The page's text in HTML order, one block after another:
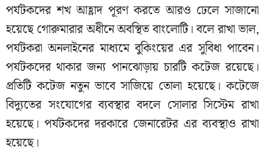
পর্যটকদের শখ আহ্লাদ পূরণ করতে আরও ঢেলে সাজানো
হয়েছে গোরুমারার অধীনে অবস্থিত বাংলোটি। বলে রাখা ভাল,
পর্যটকরা অনলাইনের মাধ্যমে বুকিংয়ের এর সুবিধা পাবেন।
পর্যটকদের থাকার জন্য পানঝোড়ায় চারটি কটেজ রয়েছে।
প্রতিটি কটেজ নতুন ভাবে সাজিয়ে তোলা হয়েছে। কটেজে
বিদ্যুতের সংযোগের ব্যবস্থার বদলে সোলার সিস্টেম রাখা
হয়েছে। পর্যটকদের দরকারে জেনারেটর এর ব্যবস্থাও রাখা
হয়েছে।